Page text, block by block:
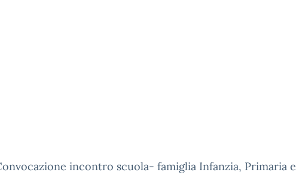
incontro scuola- famiglia Infanzia, Primaria e